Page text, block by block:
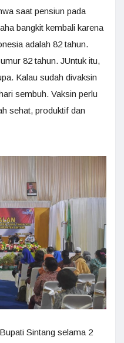
saat pensiun pada
bangkit kembali karena
adalah 82 tahun.
82 tahun. JUntuk itu,
Kalau sudah divaksin
sembuh. Vaksin perlu
sehat, produktif dan
Sintang selama 2